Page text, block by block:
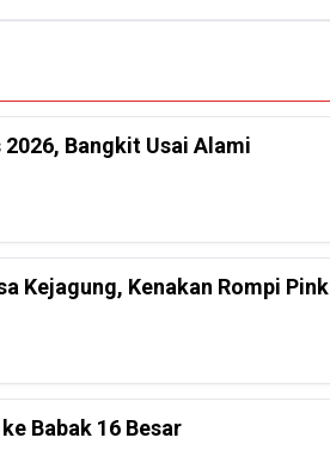
Bangkit Usai Alami
Kejagung, Kenakan Rompi Pink
Babak 16 Besar